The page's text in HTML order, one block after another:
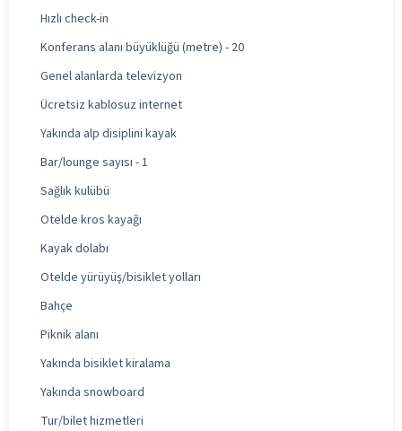
Hızlı check-in
Konferans alanı büyüklüğü (metre) - 20
Genel alanlarda televizyon
Ücretsiz kablosuz internet
Yakında alp disiplini kayak
Bar/lounge sayısı - 1
Sağlık kulübü
Otelde kros kayağı
Kayak dolabı
Otelde yürüyüş/bisiklet yolları
Bahçe
Piknik alanı
Yakında bisiklet kiralama
Yakında snowboard
Tur/bilet hizmetleri